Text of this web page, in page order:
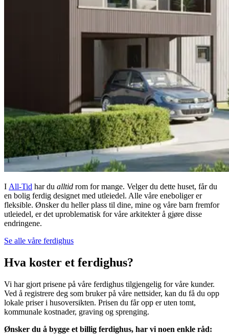
I All-Tid har du alltid rom for mange. Velger du dette huset, får du
en bolig ferdig designet med utleiedel. Alle våre eneboliger er
fleksible. Ønsker du heller plass til dine, mine og våre barn fremfor
utleiedel, er det uproblematisk for våre arkitekter å gjøre disse
endringene.
Se alle våre ferdighus
Hva koster et ferdighus?
Vi har gjort prisene på våre ferdighus tilgjengelig for våre kunder.
Ved å registrere deg som bruker på våre nettsider, kan du få du opp
lokale priser i husoversikten. Prisen du får opp er uten tomt,
kommunale kostnader, graving og sprenging.
Ønsker du å bygge et billig ferdighus, har vi noen enkle råd: